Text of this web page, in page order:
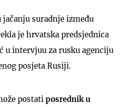
suradnje između
je hrvatska predsjednica
u intervjuu za rusku agenciju
posjeta Rusiji.
postati posrednik u